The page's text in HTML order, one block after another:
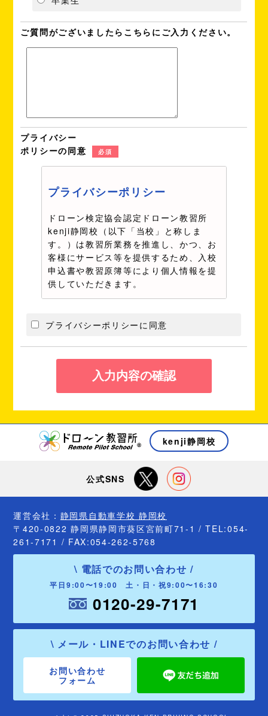
ご質問がございましたらこちらにご入力ください。
プライバシー
ポリシーの同意
必須
プライバシーポリシー
ドローン検定協会認定ドローン教習所
kenji静岡校（以下「当校」と称しま
す。）は教習所業務を推進し、かつ、お
客様にサービス等を提供するため、入校
申込書や教習原簿等により個人情報を提
供していただきます。
し、個人情報の保護なくしてはお客様と
の健全なお付き合いはあり得ないと考え
ております。お客様とのより一層の信頼
関係を築くため、ここに当校としての個
人情報保護方針を公開いたします。
お客様の個人情報を次の目的以外
ドローン教習所事業に関連す
るアフターサービス並びに各
関する情報のお知らせ
お客様の個人情報を正当な理由の
ない限り第三者には提供いたしま
せん。
お客様ご本人の個人情報の確認及
び誤った個人情報の訂正、追加、
当校の定める書面を提出すること
により開示等に応じます。
当校が保有する個人データは、ド
ローン検定協会及び当校が定める
管理責任者の監督の下に個人デー
タが記録された媒体をシュレッダ
ー又はメディアシュレッダー等に
より物理的に破壊して廃棄します
当校は、「個人情報の保護に関す
る法律」その他の規範を遵守しま
プライバシーポリシーに同意
kenji静岡校
公式SNS
運営会社： 静岡県自動車学校 静岡校
〒420-0822 静岡県静岡市葵区宮前町71-1 / TEL:054-
261-7171 / FAX:054-262-5768
\ 電話でのお問い合わせ /
平日9:00〜19:00 土・日・祝9:00〜16:30
0120-29-7171
\ メール・LINEでのお問い合わせ /
お問い合わせ
フォーム